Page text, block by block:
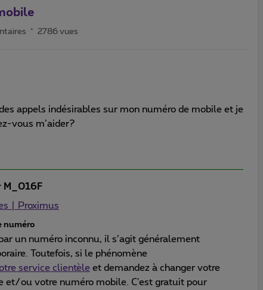
2786 vues
appels indésirables sur mon numéro de mobile et je
vous m’aider?
M_016F
| Proximus
numéro
un numéro inconnu, il s’agit généralement
Toutefois, si le phénomène
service clientèle et demandez à changer votre
et/ou votre numéro mobile. C'est gratuit pour